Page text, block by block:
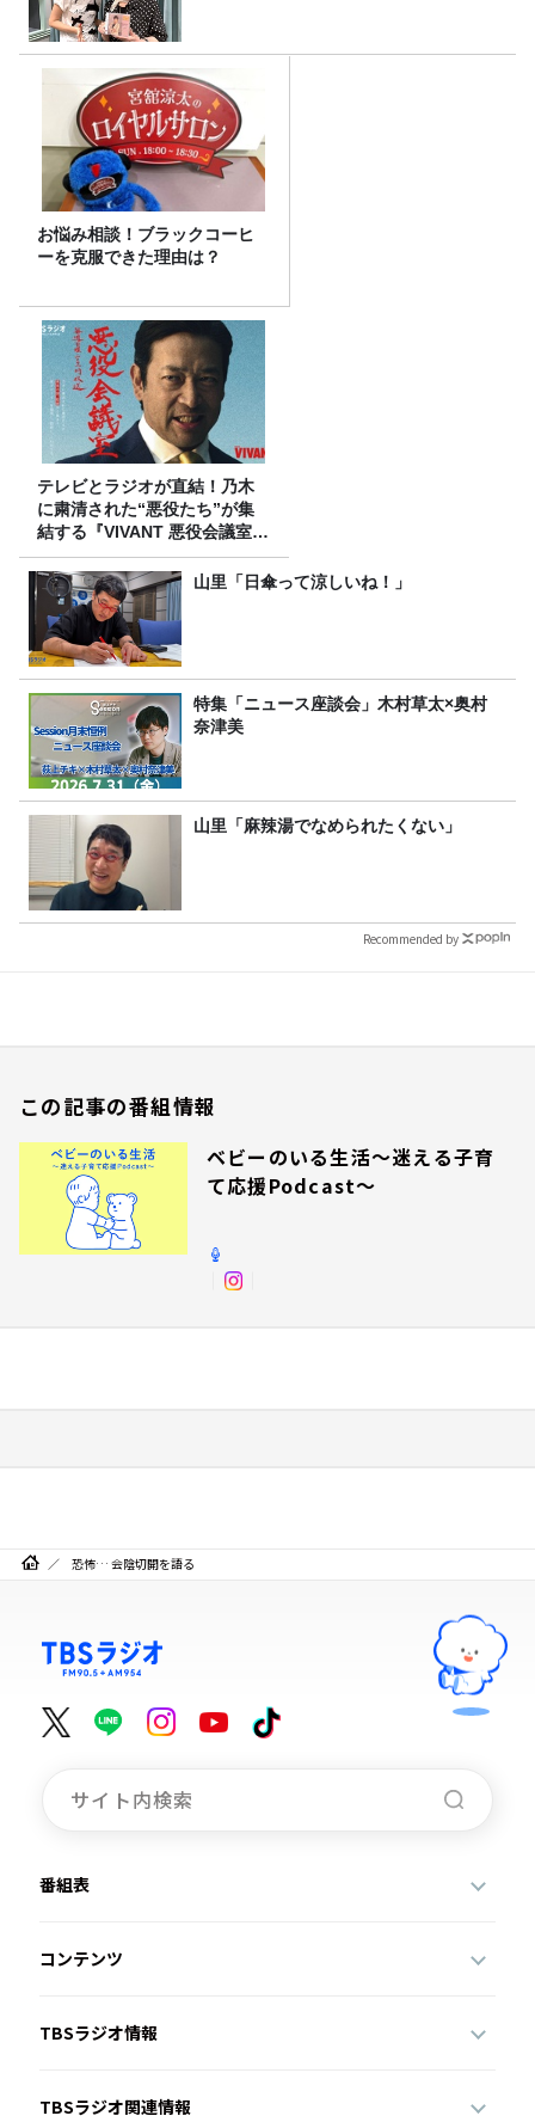
お悩み相談！ブラックコーヒ
ーを克服できた理由は？
テレビとラジオが直結！乃木
に粛清された“悪役たち”が集
結する『VIVANT 悪役会議室』
7/26(日)23時スタート！
山里「日傘って涼しいね！」
特集「ニュース座談会」木村草太×奥村
奈津美
山里「麻辣湯でなめられたくない」
Recommended by
この記事の番組情報
ベビーのいる生活～迷える子育
て応援Podcast～
恐怖… 会陰切開を語る
番組表
コンテンツ
TBSラジオ情報
TBSラジオ関連情報